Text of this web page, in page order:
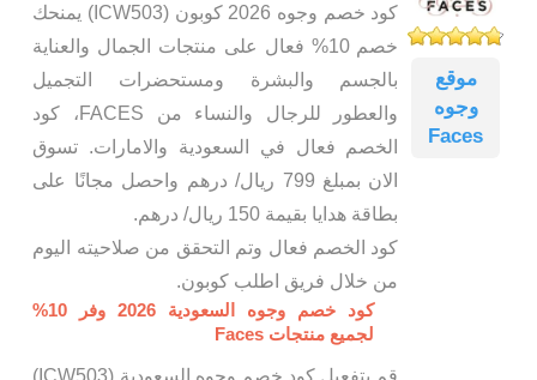
موقع
وجوه
Faces
كود خصم وجوه 2026 كوبون (ICW503) يمنحك
خصم 10% فعال على منتجات الجمال والعناية
بالجسم والبشرة ومستحضرات التجميل
والعطور للرجال والنساء من FACES، كود
الخصم فعال في السعودية والامارات. تسوق
الان بمبلغ 799 ريال/ درهم واحصل مجانًا على
بطاقة هدايا بقيمة 150 ريال/ درهم.
كود الخصم فعال وتم التحقق من صلاحيته اليوم
من خلال فريق اطلب كوبون.
كود خصم وجوه السعودية 2026 وفر 10%
لجميع منتجات Faces
قم بتفعيل كود خصم وجوه السعودية (ICW503)